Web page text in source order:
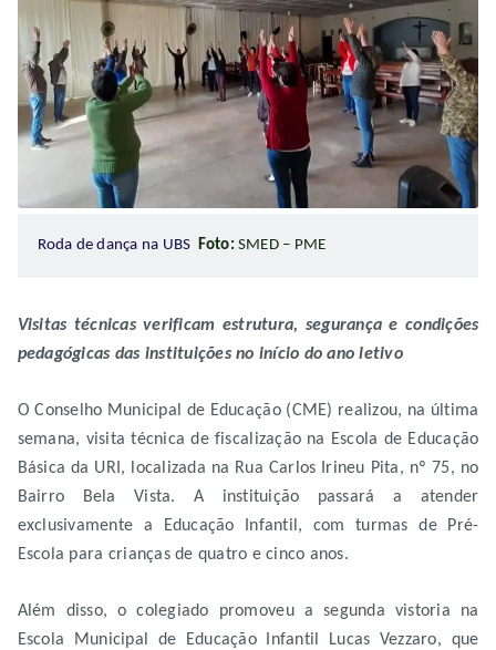
Roda de dança na UBS Foto: SMED – PME
Visitas técnicas verificam estrutura, segurança e condições
pedagógicas das instituições no início do ano letivo
O Conselho Municipal de Educação (CME) realizou, na última
semana, visita técnica de fiscalização na Escola de Educação
Básica da URI, localizada na Rua Carlos Irineu Pita, nº 75, no
Bairro Bela Vista. A instituição passará a atender
exclusivamente a Educação Infantil, com turmas de Pré-
Escola para crianças de quatro e cinco anos.
Além disso, o colegiado promoveu a segunda vistoria na
Escola Municipal de Educação Infantil Lucas Vezzaro, que